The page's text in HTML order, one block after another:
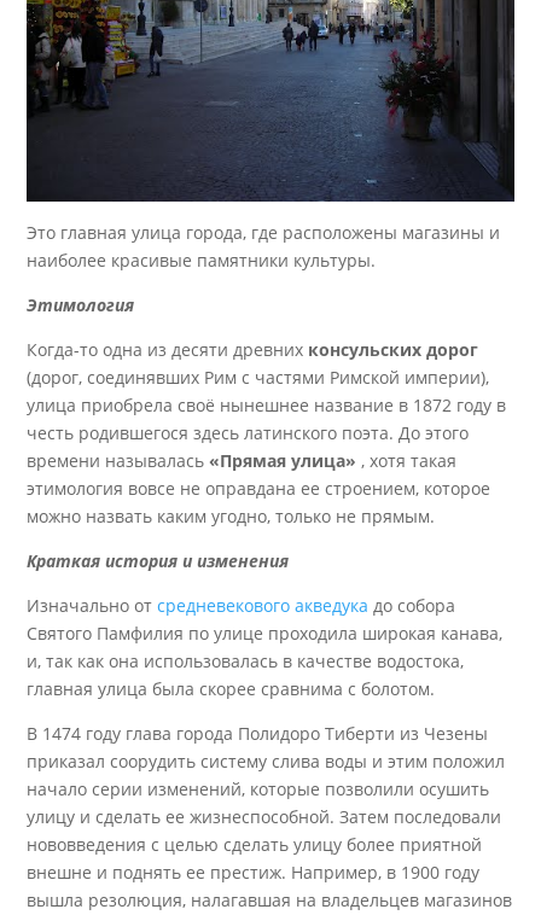
Это главная улица города, где расположены магазины и
наиболее красивые памятники культуры.
Этимология
Когда-то одна из десяти древних консульских дорог
(дорог, соединявших Рим с частями Римской империи),
улица приобрела своё нынешнее название в 1872 году в
честь родившегося здесь латинского поэта. До этого
времени называлась «Прямая улица», хотя такая
этимология вовсе не оправдана ее строением, которое
можно назвать каким угодно, только не прямым.
Краткая история и изменения
Изначально отсредневекового акведука до собора
Святого Памфилия по улице проходила широкая канава,
и, так как она использовалась в качестве водостока,
главная улица была скорее сравнима с болотом.
В 1474 году глава города Полидоро Тиберти из Чезены
приказал соорудить систему слива воды и этим положил
начало серии изменений, которые позволили осушить
улицу и сделать ее жизнеспособной. Затем последовали
нововведения с целью сделать улицу более приятной
внешне и поднять ее престиж. Например, в 1900 году
вышла резолюция, налагавшая на владельцев магазинов